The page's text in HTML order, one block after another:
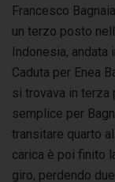
Francesco
un terzo posto
Indonesia, andata
Caduta per Enea
si trovava in terza
semplice per
transitare quarto
carica è poi finito
giro, perdendo